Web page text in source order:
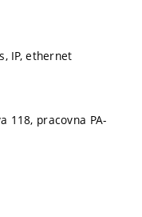
IP, ethernet
118, pracovna PA-